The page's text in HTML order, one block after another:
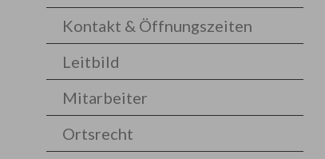
Kontakt & Öffnungszeiten
Leitbild
Mitarbeiter
Ortsrecht